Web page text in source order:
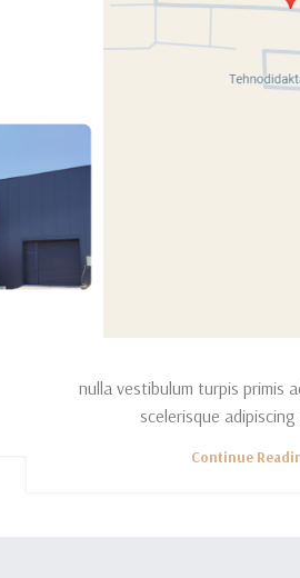
Minimalist
nulla vestibulum turpis primis
scelerisque adipiscing
Continue